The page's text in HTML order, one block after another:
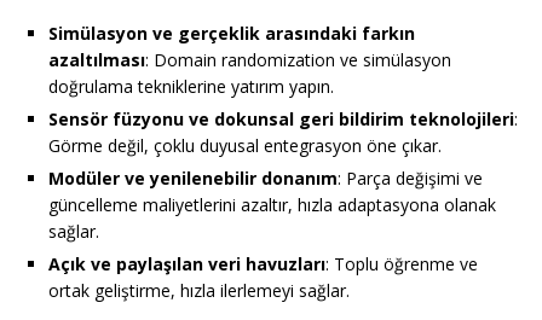
Simülasyon ve gerçeklik arasındaki farkın
azaltılması: Domain randomization ve simülasyon
doğrulama tekniklerine yatırım yapın.
Sensör füzyonu ve dokunsal geri bildirim teknolojileri:
Görme değil, çoklu duyusal entegrasyon öne çıkar.
Modüler ve yenilenebilir donanım: Parça değişimi ve
güncelleme maliyetlerini azaltır, hızla adaptasyona olanak
sağlar.
Açık ve paylaşılan veri havuzları: Toplu öğrenme ve
ortak geliştirme, hızla ilerlemeyi sağlar.